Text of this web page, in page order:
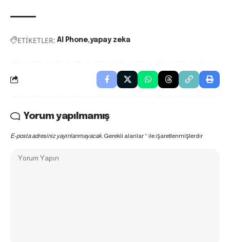
ETİKETLER: AI Phone yapay zeka
Yorum yapılmamış
E-posta adresiniz yayınlanmayacak. Gerekli alanlar*ile işaretlenmişlerdir